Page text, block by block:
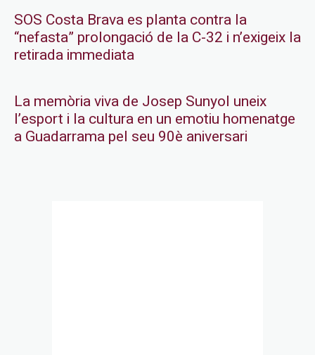
SOS Costa Brava es planta contra la
“nefasta” prolongació de la C-32 i n’exigeix la
retirada immediata
La memòria viva de Josep Sunyol uneix
l’esport i la cultura en un emotiu homenatge
a Guadarrama pel seu 90è aniversari